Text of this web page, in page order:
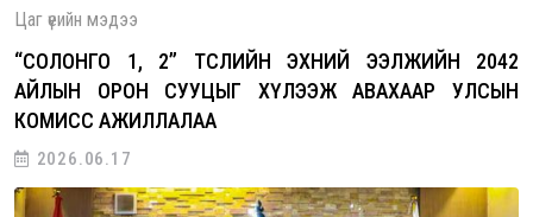
Цаг үеийн мэдээ
“СОЛОНГО 1, 2” ТӨСЛИЙН ЭХНИЙ ЭЭЛЖИЙН 2042
АЙЛЫН ОРОН СУУЦЫГ ХҮЛЭЭЖ АВАХААР УЛСЫН
КОМИСС АЖИЛЛАЛАА
2026.06.17